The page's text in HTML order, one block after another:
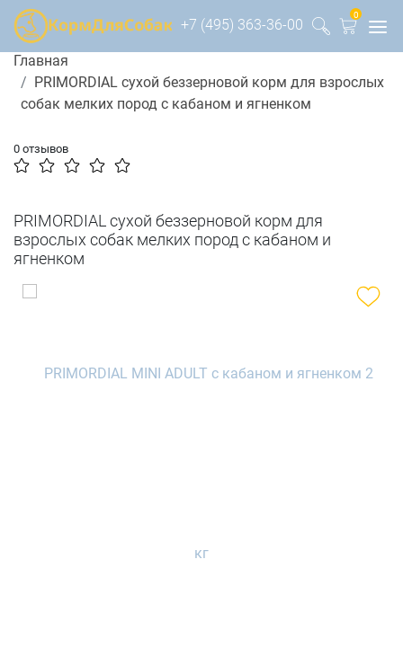
+7 (495) 363-36-00
0
Главная
PRIMORDIAL сухой беззерновой корм для взрослых
собак мелких пород с кабаном и ягненком
0 отзывов
PRIMORDIAL сухой беззерновой корм для
взрослых собак мелких пород с кабаном и
ягненком